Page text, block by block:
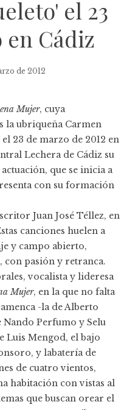
el 23
en Cádiz
de 2012
Mujer, cuya
la ubriqueña Carmen
el 23 de marzo de 2012 en
Lecherade Cádiz su
que se inicia a
con su formación
Juan José Téllez, en
canciones huelen a
y campo abierto,
con pasión y retranca.
vocalista y lideresa
Mujer, en la que no falta
-la de Alberto
Perfumo y Selu
Luis Mengod, el bajo
y labatería de
de cuatro vientos,
habitación con vistas al
que buscan orear el